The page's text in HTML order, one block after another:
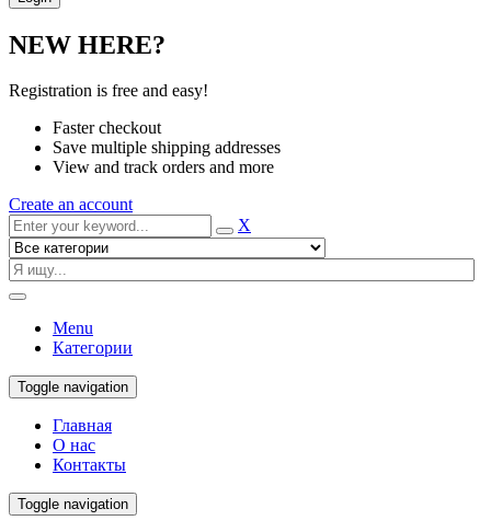
NEW HERE?
Registration is free and easy!
Faster checkout
Save multiple shipping addresses
View and track orders and more
Create an account
X
Menu
Категории
Toggle navigation
Главная
О нас
Контакты
Toggle navigation